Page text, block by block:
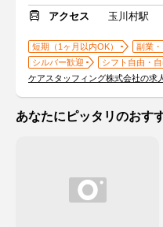
アクセス
玉川村駅
短期（1ヶ月以内OK）
副業
シルバー歓迎
シフト自由・
ケアスタッフィング株式会社の求
あなたにピッタリのおす